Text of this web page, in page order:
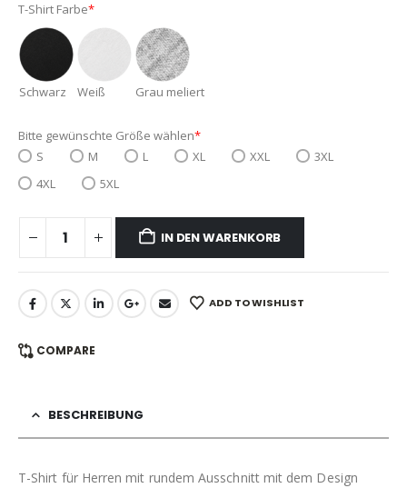
T-Shirt Farbe*
Schwarz Weiß Grau meliert
Bitte gewünschte Größe wählen*
S
M L XL XXL
3XL
4XL
5XL
IN DEN WARENKORB
ADD TO WISHLIST
COMPARE
BESCHREIBUNG
T-Shirt für Herren mit rundem Ausschnitt mit dem Design